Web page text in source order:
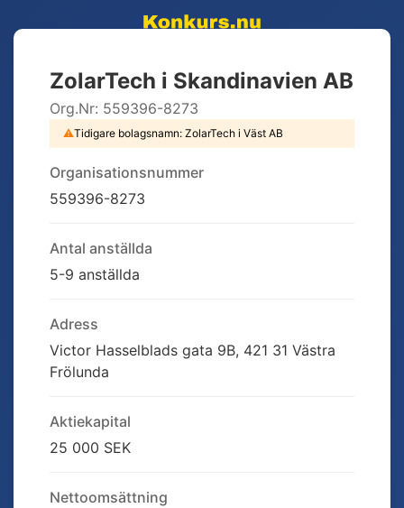
ZolarTech i Skandinavien AB
Org.Nr: 559396-8273
⚠Tidigare bolagsnamn: ZolarTech i Väst AB
Organisationsnummer
559396-8273
Antal anställda
5-9 anställda
Adress
Victor Hasselblads gata 9B, 421 31 Västra
Frölunda
Aktiekapital
25 000 SEK
Nettoomsättning